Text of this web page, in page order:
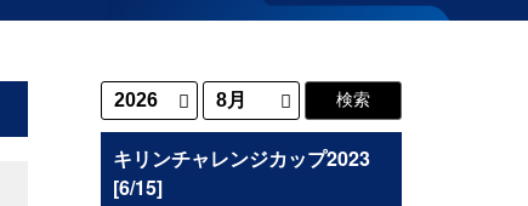
キリンチャレンジカップ2023
[6/15]